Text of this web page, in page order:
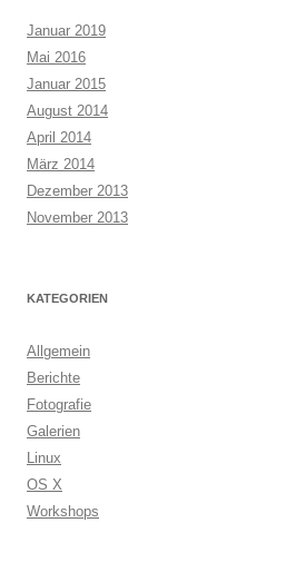
Januar 2019
Mai 2016
Januar 2015
August 2014
April 2014
März 2014
Dezember 2013
November 2013
KATEGORIEN
Allgemein
Berichte
Fotografie
Galerien
Linux
OS X
Workshops